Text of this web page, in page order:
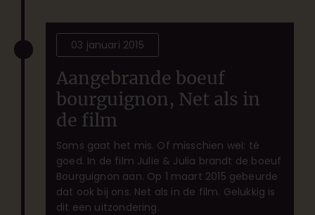
03 januari 2015
Aangebrande boeuf
bourguignon, Net als in
de film
Soms gaat het mis. Of misschien wel: té
goed. In de film Julie & Julia brandt de boeuf
Bourguignon aan. Op 1 maart 2015 gebeurde
dat ook bij ons. Net als in de film. Gelukkig is
dit een uitzondering.